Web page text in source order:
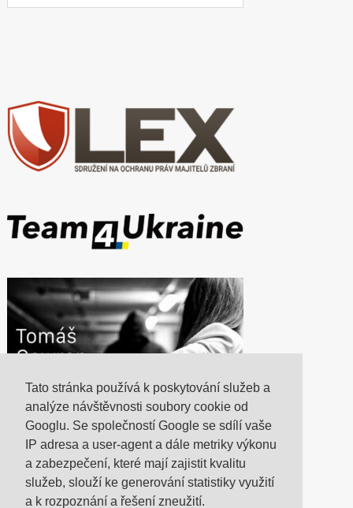
Tato stránka používá k poskytování služeb a
analýze návštěvnosti soubory cookie od
Googlu. Se společností Google se sdílí vaše
IP adresa a user-agent a dále metriky výkonu
a zabezpečení, které mají zajistit kvalitu
služeb, slouží ke generování statistiky využití
a k rozpoznání a řešení zneužití.